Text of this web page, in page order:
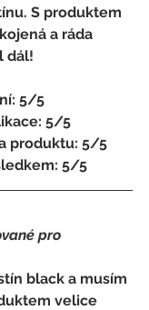
S produktem
a ráda
dál!
5/5
5/5
produktu: 5/5
5/5
pro
black a musím
velice